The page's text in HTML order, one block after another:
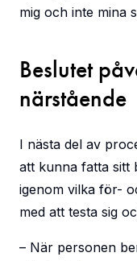
mig och inte mina
Beslutet
närstående
I nästa del av
att kunna fatta sitt
igenom vilka för-
med att testa sig
– När personen